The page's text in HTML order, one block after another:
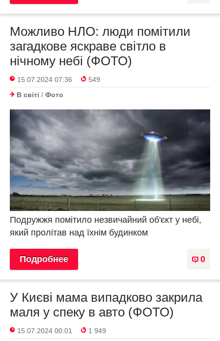
Можливо НЛО: люди помітили
загадкове яскраве світло в
нічному небі (ФОТО)
15.07.2024 07:36
549
В світі / Фото
Подружжя помітило незвичайний об'єкт у небі,
який пролітав над їхнім будинком
0
Подробнее
У Києві мама випадково закрила
маля у спеку в авто (ФОТО)
15.07.2024 00:01
1 949